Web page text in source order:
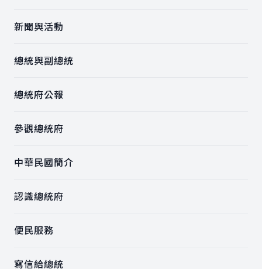
新聞與活動
總統與副總統
總統府公報
參觀總統府
中華民國簡介
認識總統府
便民服務
寫信給總統